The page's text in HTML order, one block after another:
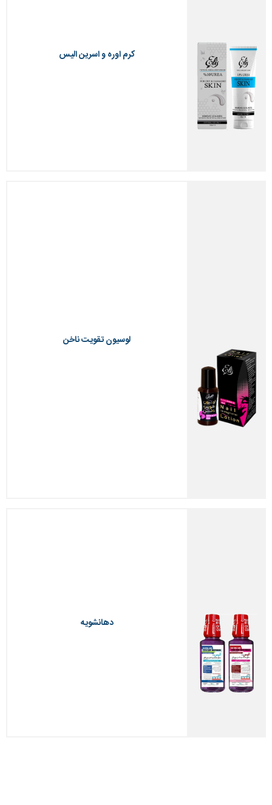
کرم اوره و اسرین الیس
لوسیون تقویت ناخن
دهانشویه